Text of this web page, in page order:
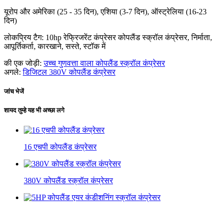
यूरोप और अमेरिका (25 - 35 दिन), एशिया (3-7 दिन), ऑस्ट्रेलिया (16-23
दिन)
लोकप्रिय टैग: 10hp रेफ्रिजरेंट कंप्रेसर कोपलैंड स्क्रॉल कंप्रेसर, निर्माता,
आपूर्तिकर्ता, कारखाने, सस्ते, स्टॉक में
की एक जोड़ी:उच्च गुणवत्ता वाला कोपलैंड स्क्रॉल कंप्रेसर
अगले:डिजिटल 380V कोपलैंड कंप्रेसर
जांच भेजें
शायद तुम्हे यह भी अच्छा लगे
16 एचपी कोपलैंड कंप्रेसर
380V कोपलैंड स्क्रॉल कंप्रेसर